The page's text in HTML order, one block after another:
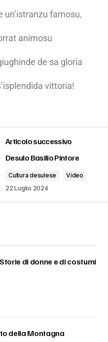
un’istranzu famosu,
animosu
de sa gloria
vittoria!
Articolo successivo
Desulo Basilio Pintore
Cultura desulese
Video
22 Luglio 2024
di donne e di costumi
della Montagna